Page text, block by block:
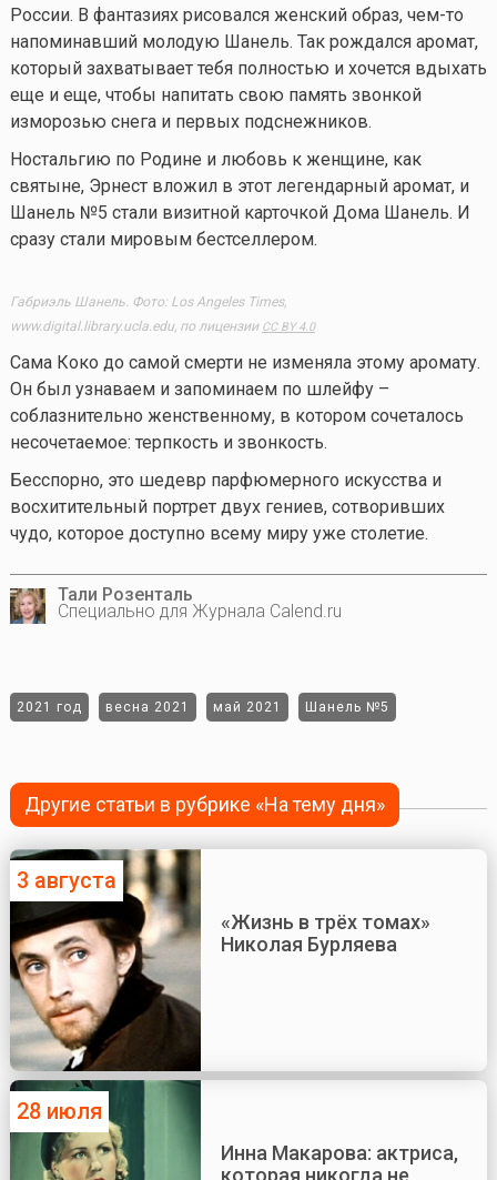
России. В фантазиях рисовался женский образ, чем-то
напоминавший молодую Шанель. Так рождался аромат,
который захватывает тебя полностью и хочется вдыхать
еще и еще, чтобы напитать свою память звонкой
изморозью снега и первых подснежников.
Ностальгию по Родине и любовь к женщине, как
святыне, Эрнест вложил в этот легендарный аромат, и
Шанель №5 стали визитной карточкой Дома Шанель. И
сразу стали мировым бестселлером.
Габриэль Шанель. Фото: Los Angeles Times,
www.digital.library.ucla.edu, по лицензии CC BY 4.0
Сама Коко до самой смерти не изменяла этому аромату.
Он был узнаваем и запоминаем по шлейфу –
соблазнительно женственному, в котором сочеталось
несочетаемое: терпкость и звонкость.
Бесспорно, это шедевр парфюмерного искусства и
восхитительный портрет двух гениев, сотворивших
чудо, которое доступно всему миру уже столетие.
Тали Розенталь
Специально для Журнала Calend.ru
2021 год весна 2021 май 2021 Шанель №5
Другие статьи в рубрике «На тему дня»
3 августа
«Жизнь в трёх томах»
Николая Бурляева
28 июля
Инна Макарова: актриса,